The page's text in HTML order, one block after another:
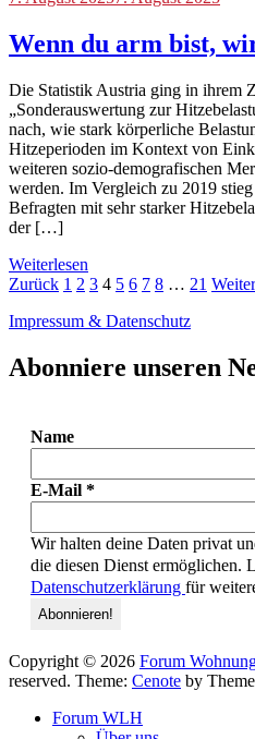
Wenn du arm bist,
Die Statistik Austria ging in ihrem
„Sonderauswertung zur
nach, wie stark körperliche
Hitzeperioden im Kontext von
weiteren sozio-demografischen
werden. Im Vergleich zu 2019
Befragten mit sehr starker
der […]
Weiterlesen
Beitrags-
Zurück Seite
1 Seite
2 Seite
3 Seite
4 Seite
5 Seite
6 Seite
7 Seite
8 … Seite
21 Weiter
Impressum & Datenschutz
Abonniere unseren
Name
E-Mail *
Wir halten deine Daten privat
die diesen Dienst ermöglichen.
Datenschutzerklärung für
Copyright © 2026 Forum
reserved. Theme: Cenote by
Forum WLH